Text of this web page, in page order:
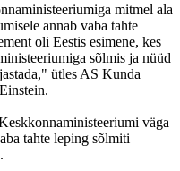
mitmel ala
annab vaba tahte
oli Eestis esimene, kes
sõlmis ja nüüd
ütles AS Kunda
väga
tahte leping sõlmiti